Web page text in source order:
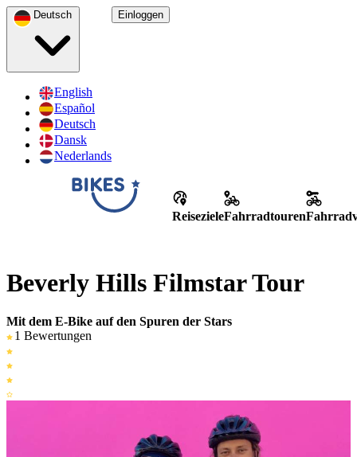
English
Español
Deutsch
Dansk
Nederlands
Einloggen
ReisezieleFahrradtouren
Beverly Hills Filmstar Tour
Mit dem E-Bike auf den Spuren der Stars
1 Bewertungen